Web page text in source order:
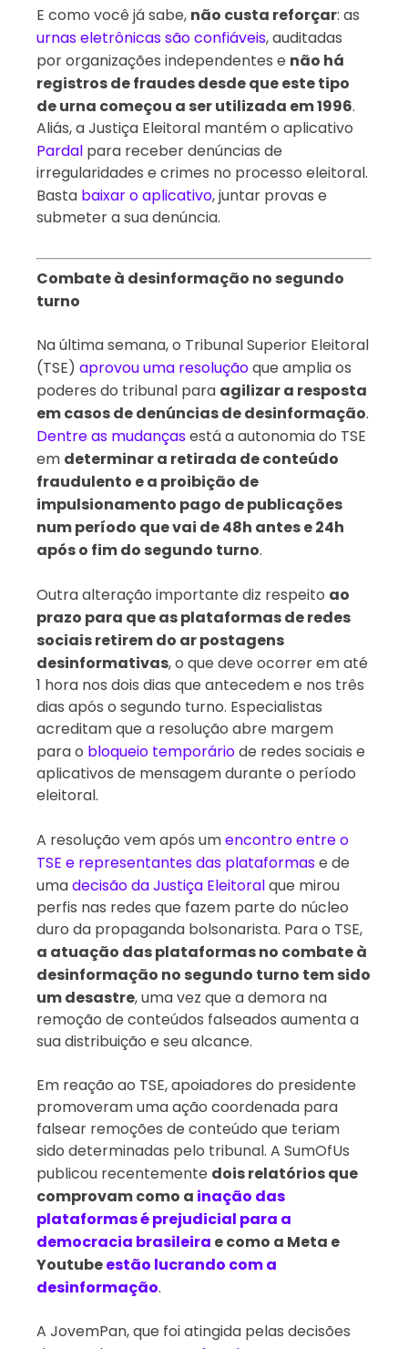
E como você já sabe, não custa reforçar: as
urnas eletrônicas são confiáveis, auditadas
por organizações independentes e não há
registros de fraudes desde que este tipo
de urna começou a ser utilizada em 1996.
Aliás, a Justiça Eleitoral mantém o aplicativo
Pardal para receber denúncias de
irregularidades e crimes no processo eleitoral.
Basta baixar o aplicativo, juntar provas e
submeter a sua denúncia.
Combate à desinformação no segundo
turno
Na última semana, o Tribunal Superior Eleitoral
(TSE)aprovou uma resoluçãoque amplia os
poderes do tribunal para agilizar a resposta
em casos de denúncias de desinformação.
Dentre as mudançasestá a autonomia do TSE
em determinar a retirada de conteúdo
fraudulento e a proibição de
impulsionamento pago de publicações
num período que vai de 48h antes e 24h
após o fim do segundo turno.
Outra alteração importante diz respeito ao
prazo para que as plataformas de redes
sociais retirem do ar postagens
desinformativas, o que deve ocorrer em até
1 hora nos dois dias que antecedem e nos três
dias após o segundo turno. Especialistas
acreditam que a resolução abre margem
para o bloqueio temporáriode redes sociais e
aplicativos de mensagem durante o período
eleitoral.
A resolução vem após umencontro entre o
TSE e representantes das plataformase de
umadecisão da Justiça Eleitoralque mirou
perfis nas redes que fazem parte do núcleo
duro da propaganda bolsonarista. Para o TSE,
a atuação das plataformas no combate à
desinformação no segundo turno tem sido
um desastre, uma vez que a demora na
remoção de conteúdos falseados aumenta a
sua distribuição e seu alcance.
Em reação ao TSE, apoiadores do presidente
promoveram uma ação coordenada para
falsear remoções de conteúdo que teriam
sido determinadas pelo tribunal. A SumOfUs
publicou recentemente dois relatórios que
comprovam como a inação das
plataformas é prejudicial para a
democracia brasileira e como a Meta e
Youtubeestão lucrando com a
desinformação.
A JovemPan, que foi atingida pelas decisões